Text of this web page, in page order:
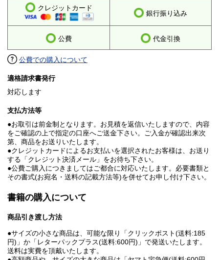
クレジットカード
銀行振り込み
公費 代金引換
公費での購入について
適格請求書発行
対応します
支払方法等
●お取引は前金制となります。お見積を返信いたしますので、内容
をご確認の上で指定の口座へご送金下さい。ご入金が確認出来次
第、商品をお送りいたします。
●クレジットカードによるお支払いを選択されたお客様は、お送り
する「クレジット決済メール」をお待ち下さい。
●公費ご購入につきましてはご都合に対応いたします。必要書類と
その書式(お宛名・送料の記載方法等)を併せてお申し付け下さい。
書籍の購入について
商品引き渡し方法
●サイズの小さな商品は、可能な限り「クリックポスト(送料:185
円)」か「レターパックプラス(送料:600円)」で発送いたします。
送料は実費を頂戴いたします。